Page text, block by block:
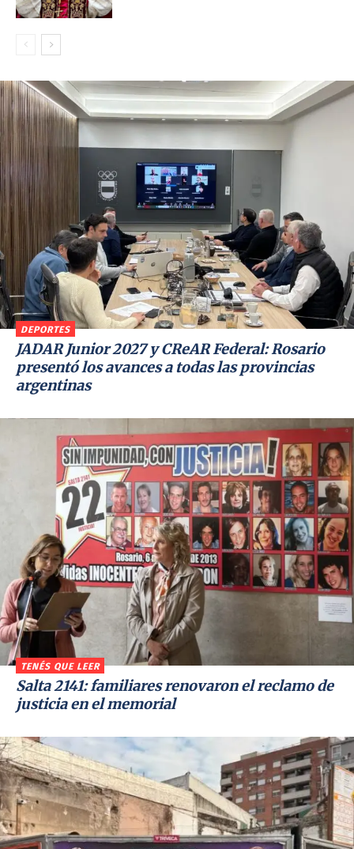
DEPORTES
JADAR Junior 2027 y CReAR Federal: Rosario
presentó los avances a todas las provincias
argentinas
TENÉS QUE LEER
Salta 2141: familiares renovaron el reclamo de
justicia en el memorial